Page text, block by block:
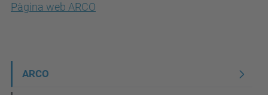
Pàgina web ARCO
ARCO